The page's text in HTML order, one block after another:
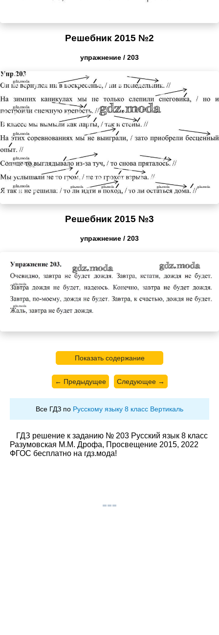
Решебник 2015 №2
упражнение / 203
Решебник 2015 №3
упражнение / 203
Показать содержание
← Предыдущее Следующее →
Все ГДЗ по Русскому языку 8 класс Вертикаль
ГДЗ решение к заданию № 203 Русский язык 8 класс
Разумовская М.М. Дрофа, Просвещение 2015, 2022
ФГОС бесплатно на гдз.мода!